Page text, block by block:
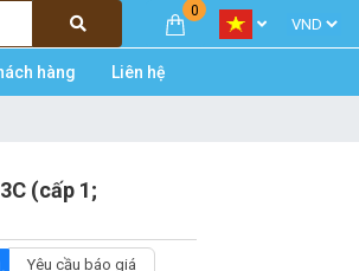
0
hàng Liên hệ
(cấp 1;
Yêu cầu báo giá